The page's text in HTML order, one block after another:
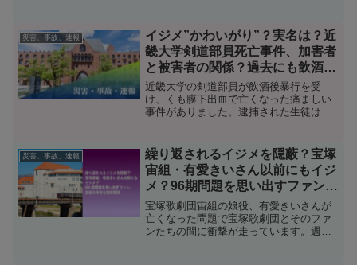
いません。ニュース映像を見ていると熊
谷勉容疑者の運転する車はプリウスの疑
いが出てきました。繰り返される高齢者
による危険運転について調べてみまし
た。
災害、事故、速報
イジメ”かわいがり”？実名は？近
畿大学剣道部員死亡事件、加害者
と被害者の関係？過去にも飲酒死
亡事件
近畿大学の剣道部員が飲酒後暴行を受
け、くも膜下出血で亡くなった痛ましい
事件がありました。逮捕された生徒は同
いたといいます。逮捕された男子部員
は、「先に、泥酔した被害者が殴ってき
たので殴り返した」と言っていますが、
正当防衛でしょうかそれとも傷害による
殺人でしょうか。そして近畿大学剣道部
や容疑者の実名について調べてみまし
た。
災害、事故、速報
繰り返されるイジメを隠蔽？宝塚
宙組・有愛きいさん以前にもイジ
メ？96期問題を思い出すファン、
宙組の体質を徹底解説
宝塚歌劇団宙組の娘役、有愛きいさんが
亡くなった問題で宝塚歌劇団とそのファ
ンたちの間に衝撃が走っています。週刊